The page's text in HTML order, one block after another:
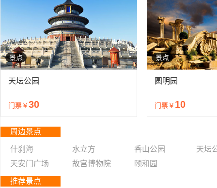
景点
天坛公园
门票￥30
景点
圆明园
门票￥ 10
周边景点
什刹海 水立方 香山公园
天坛
天安门广场
故宫博物院 颐和园
推荐景点